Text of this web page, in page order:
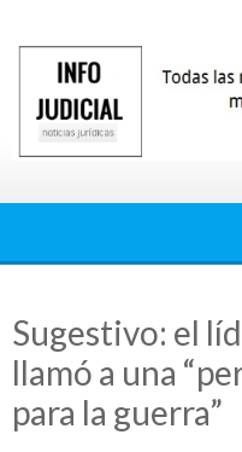
contenido
Sugestivo: el
llamó a una
para la guerra”